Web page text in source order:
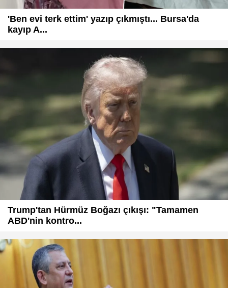
'Ben evi terk ettim' yazıp çıkmıştı... Bursa'da
kayıp A...
Trump'tan Hürmüz Boğazı çıkışı: "Tamamen
ABD'nin kontro...